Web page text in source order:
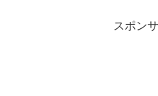
スポン